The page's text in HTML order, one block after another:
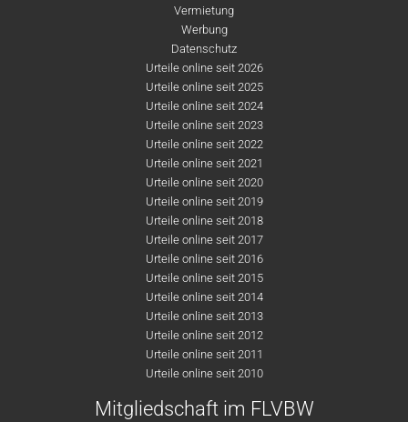
Vermietung
Werbung
Datenschutz
Urteile online seit 2026
Urteile online seit 2025
Urteile online seit 2024
Urteile online seit 2023
Urteile online seit 2022
Urteile online seit 2021
Urteile online seit 2020
Urteile online seit 2019
Urteile online seit 2018
Urteile online seit 2017
Urteile online seit 2016
Urteile online seit 2015
Urteile online seit 2014
Urteile online seit 2013
Urteile online seit 2012
Urteile online seit 2011
Urteile online seit 2010
Mitgliedschaft im FLVBW